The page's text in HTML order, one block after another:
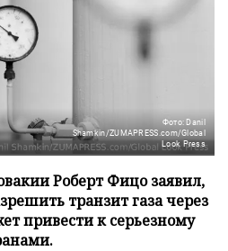
Фото: Danil
Shamkin/ZUMAPRESS.com/Global
Look Press
Роберт Фицо заявил,
транзит газа через
привести к серьезному